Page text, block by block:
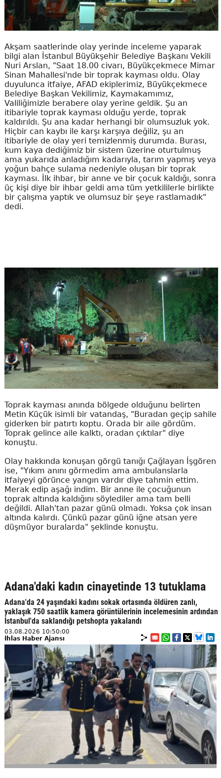
Akşam saatlerinde olay yerinde inceleme yaparak
bilgi alan İstanbul Büyükşehir Belediye Başkanı Vekili
Nuri Arslan, "Saat 18.00 civarı, Büyükçekmece Mimar
Sinan Mahallesi'nde bir toprak kayması oldu. Olay
duyulunca itfaiye, AFAD ekiplerimiz, Büyükçekmece
Belediye Başkan Vekilimiz, Kaymakamımız,
Valiliğimizle berabere olay yerine geldik. Şu an
itibariyle toprak kayması olduğu yerde, toprak
kaldırıldı. Şu ana kadar herhangi bir olumsuzluk yok.
Hiçbir can kaybı ile karşı karşıya değiliz, şu an
itibariyle de olay yeri temizlenmiş durumda. Burası,
kum kaya dediğimiz bir sistem üzerine oturtulmuş
ama yukarıda anladığım kadarıyla, tarım yapmış veya
yoğun bahçe sulama nedeniyle oluşan bir toprak
kayması. İlk ihbar, bir anne ve bir çocuk kaldığı, sonra
üç kişi diye bir ihbar geldi ama tüm yetkililerle birlikte
bir çalışma yaptık ve olumsuz bir şeye rastlamadık"
dedi.
Toprak kayması anında bölgede olduğunu belirten
Metin Küçük isimli bir vatandaş, "Buradan geçip sahile
giderken bir patırtı koptu. Orada bir aile gördüm.
Toprak gelince aile kalktı, oradan çıktılar" diye
konuştu.
Olay hakkında konuşan görgü tanığı Çağlayan İşgören
ise, "Yıkım anını görmedim ama ambulanslarla
itfaiyeyi görünce yangın vardır diye tahmin ettim.
Merak edip aşağı indim. Bir anne ile çocuğunun
toprak altında kaldığını söylediler ama tam belli
değildi. Allah'tan pazar günü olmadı. Yoksa çok insan
altında kalırdı. Çünkü pazar günü iğne atsan yere
düşmüyor buralarda" şeklinde konuştu.
Adana'daki kadın cinayetinde 13 tutuklama
Adana'da 24 yaşındaki kadını sokak ortasında öldüren zanlı,
yaklaşık 750 saatlik kamera görüntülerinin incelemesinin ardından
İstanbul'da saklandığı petshopta yakalandı
03.08.2026 10:50:00
İhlas Haber Ajansı